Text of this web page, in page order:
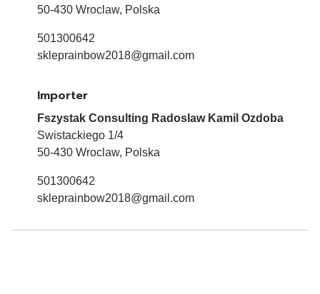
50-430 Wroclaw, Polska
501300642
skleprainbow2018@gmail.com
Importer
Fszystak Consulting Radoslaw Kamil Ozdoba
Swistackiego 1/4
50-430 Wroclaw, Polska
501300642
skleprainbow2018@gmail.com